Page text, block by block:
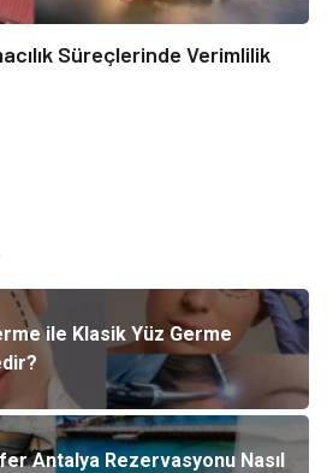
Süreçlerinde Verimlilik
ile Klasik Yüz Germe
Antalya Rezervasyonu Nasıl